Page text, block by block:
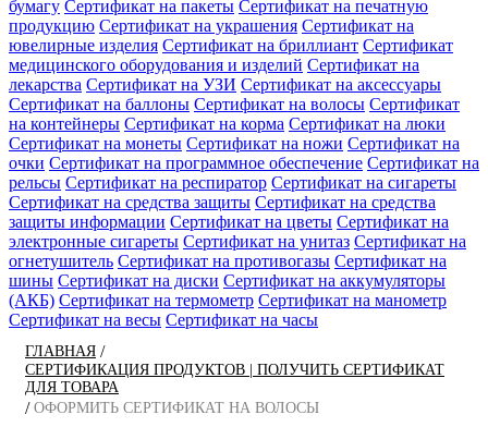
бумагу Сертификат на пакеты Сертификат на печатную
продукцию Сертификат на украшения Сертификат на
ювелирные изделия Сертификат на бриллиант Сертификат
медицинского оборудования и изделий Сертификат на
лекарства Сертификат на УЗИ Сертификат на аксессуары
Сертификат на баллоны Сертификат на волосы Сертификат
на контейнеры Сертификат на корма Сертификат на люки
Сертификат на монеты Сертификат на ножи Сертификат на
очки Сертификат на программное обеспечение Сертификат на
рельсы Сертификат на респиратор Сертификат на сигареты
Сертификат на средства защиты Сертификат на средства
защиты информации Сертификат на цветы Сертификат на
электронные сигареты Сертификат на унитаз Сертификат на
огнетушитель Сертификат на противогазы Сертификат на
шины Сертификат на диски Сертификат на аккумуляторы
(АКБ) Сертификат на термометр Сертификат на манометр
Сертификат на весы Сертификат на часы
ГЛАВНАЯ /
СЕРТИФИКАЦИЯ ПРОДУКТОВ | ПОЛУЧИТЬ СЕРТИФИКАТ
ДЛЯ ТОВАРА
/ ОФОРМИТЬ СЕРТИФИКАТ НА ВОЛОСЫ